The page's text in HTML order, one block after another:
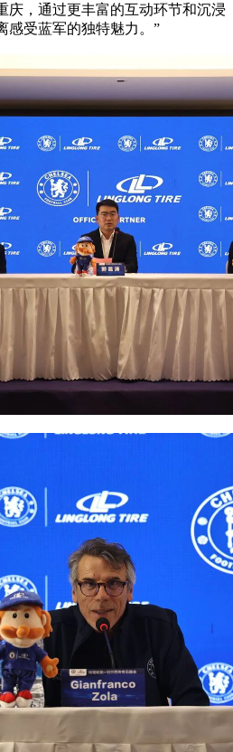
庆，通过更丰富的互动环节和沉浸
感受蓝军的独特魅力。”